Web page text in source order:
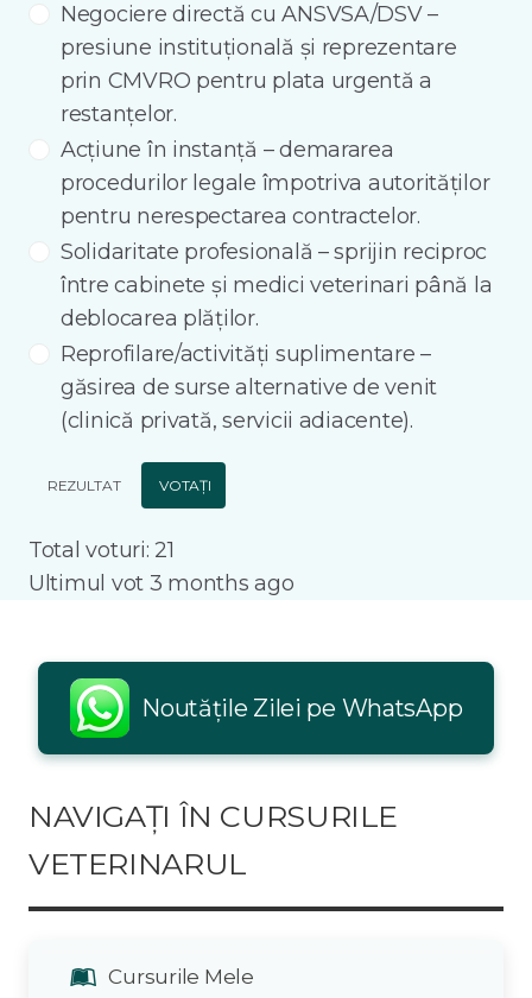
Negociere directă cu ANSVSA/DSV –
presiune instituțională și reprezentare
prin CMVRO pentru plata urgentă a
restanțelor.
Acțiune în instanță – demararea
procedurilor legale împotriva autorităților
pentru nerespectarea contractelor.
Solidaritate profesională – sprijin reciproc
între cabinete și medici veterinari până la
deblocarea plăților.
Reprofilare/activități suplimentare –
găsirea de surse alternative de venit
(clinică privată, servicii adiacente).
REZULTAT VOTAȚI
Total voturi: 21
Ultimul vot 3 months ago
Noutățile Zilei pe WhatsApp
NAVIGAȚI ÎN CURSURILE
VETERINARUL
Cursurile Mele